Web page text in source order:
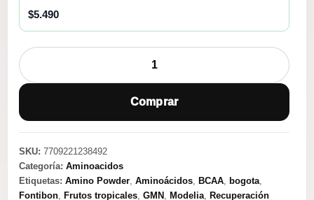
$5.490
Amino
Powder
Frutos
200g
Comprar
SKU: 7709221238492
Categoría: Aminoacidos
Etiquetas: Amino Powder, Aminoácidos, BCAA, bogota,
Fontibon, Frutos tropicales, GMN , Modelia, Recuperación